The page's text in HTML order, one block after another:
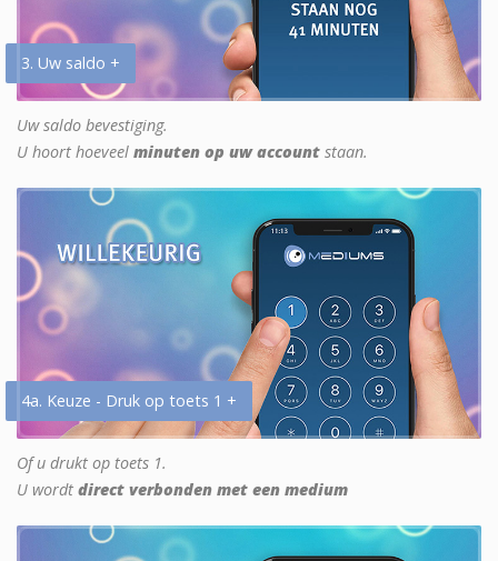
3. Uw saldo +
Uw saldo bevestiging.
U hoort hoeveel minuten op uw account staan.
4a. Keuze - Druk op toets 1 +
Of u drukt op toets 1.
U wordt direct verbonden met een medium